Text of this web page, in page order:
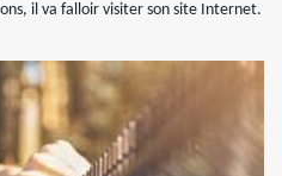
il va falloir visiter son site Internet.